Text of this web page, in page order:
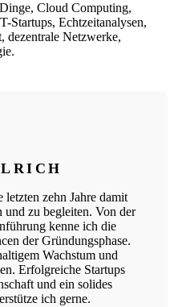
Cloud Computing,
Startups, Echtzeitanalysen,
dezentrale Netzwerke,
zehn Jahre damit
und zu begleiten. Von der
kenne ich die
der Gründungsphase.
Wachstum und
Erfolgreiche Startups
und ein solides
ich gerne.